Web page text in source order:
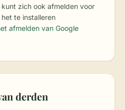
kunt zich ook afmelden voor
te installeren
afmelden van Google
derden